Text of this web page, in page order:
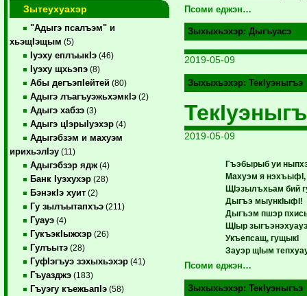
Зытеухуахэр
"Адыгэ псалъэм" и
хьэщIэщым (5)
Iуэху еплъыкIэ (46)
Iуэху щхьэпэ (8)
Абы дегъэпIейтей (80)
Адыгэ лъагъуэжьхэмкIэ (2)
Адыгэ хабзэ (3)
Адыгэ цIэрыIуэхэр (4)
Адыгэбзэм и махуэм
ирихьэлIэу (11)
Адыгэбзэр ядж (4)
Банк Iуэхухэр (28)
БэнэкIэ хуит (2)
Гу зылъытапхъэ (211)
Гуауэ (4)
ГукъэкIыжхэр (26)
Гулъытэ (28)
ГуфIэгъуэ зэхыхьэхэр (41)
Гъуазджэ (183)
Гъуэгу къежьапIэ (58)
Псоми еджэн…
Зыхыхьэхэр:Дыгъуасэ
2019-05-09
Зыхыхьэхэр:ТекIуэныгъэ
2019-05-09
Гъэбырыб уи
Махуэм я нэхъыфI,
ЩIэзылъхьам бий
Дыгъэ мыункIыфI!
Дыгъэм пшэр
ЩIыр
Укъепсащ, гущыкI
Зауэр щIым
Псоми еджэн…
Зыхыхьэхэр:ТекIуэныгъэ